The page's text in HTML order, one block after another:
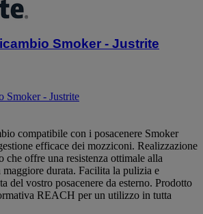
Smoker - Justrite
Smoker - Justrite
compatibile con i posacenere Smoker
efficace dei mozziconi. Realizzazione
che offre una resistenza ottimale alla
maggiore durata. Facilita la pulizia e
del vostro posacenere da esterno. Prodotto
REACH per un utilizzo in tutta